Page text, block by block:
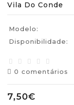
Vila Do Conde
Modelo:
Disponibilidade:
0 comentários
7,50€